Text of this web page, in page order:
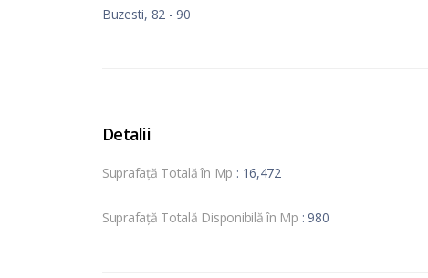
Buzesti, 82 - 90
Detalii
Suprafață Totală în Mp : 16,472
Suprafață Totală Disponibilă în Mp : 980